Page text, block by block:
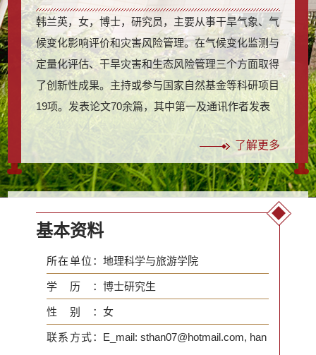
韩兰英，女，博士，研究员，主要从事干旱气象、气
候变化影响评价和灾害风险管理。在气候变化监测与
定量化评估、干旱灾害和生态风险管理三个方面取得
了创新性成果。主持或参与国家自然基金等科研项目
19项。发表论文70余篇，其中第一及通讯作者发表
论文35篇（SCI（EI）收录19篇）。参编专著10部。
获甘肃省科技进步一、二等奖等科研业务奖励20余
项。注重科技成果转化，作为第一完成人成果获产学
研合作创新成果二等奖，获软件著作权...
了解更多
基本资料
所在单位：地理科学与旅游学院
学历：博士研究生
性别： 女
联系方式： E_mail: sthan07@hotmail.com, han